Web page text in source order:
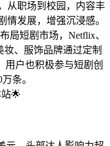
从职场到校园，内容丰
情发展，增强沉浸感。
局短剧市场，Netflix、
妆、服饰品牌通过定制
用户也积极参与短剧创
条。
🌟